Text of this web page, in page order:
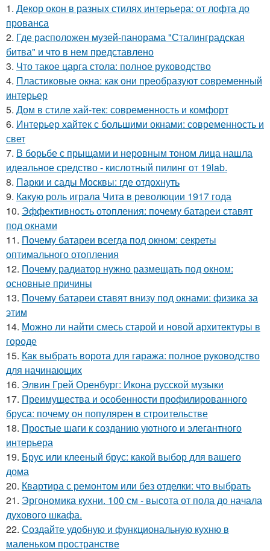
1. Декор окон в разных стилях интерьера: от лофта до
прованса
2. Где расположен музей-панорама "Сталинградская
битва" и что в нем представлено
3. Что такое царга стола: полное руководство
4. Пластиковые окна: как они преобразуют современный
интерьер
5. Дом в стиле хай-тек: современность и комфорт
6. Интерьер хайтек с большими окнами: современность и
свет
7. В борьбе с прыщами и неровным тоном лица нашла
идеальное средство - кислотный пилинг от 19lab.
8. Парки и сады Москвы: где отдохнуть
9. Какую роль играла Чита в революции 1917 года
10. Эффективность отопления: почему батареи ставят
под окнами
11. Почему батареи всегда под окном: секреты
оптимального отопления
12. Почему радиатор нужно размещать под окном:
основные причины
13. Почему батареи ставят внизу под окнами: физика за
этим
14. Можно ли найти смесь старой и новой архитектуры в
городе
15. Как выбрать ворота для гаража: полное руководство
для начинающих
16. Элвин Грей Оренбург: Икона русской музыки
17. Преимущества и особенности профилированного
бруса: почему он популярен в строительстве
18. Простые шаги к созданию уютного и элегантного
интерьера
19. Брус или клееный брус: какой выбор для вашего
дома
20. Квартира с ремонтом или без отделки: что выбрать
21. Эргономика кухни. 100 см - высота от пола до начала
духового шкафа.
22. Создайте удобную и функциональную кухню в
маленьком пространстве